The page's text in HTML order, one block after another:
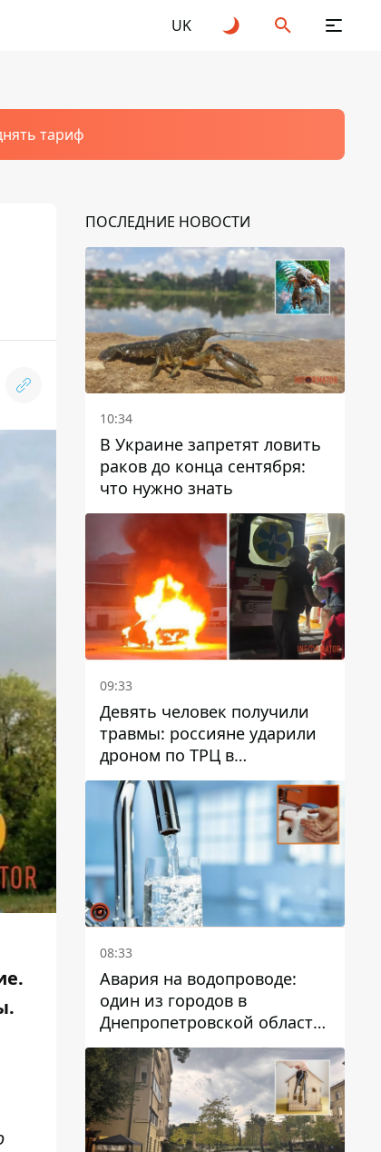
UK
тариф
ПОСЛЕДНИЕ НОВОСТИ
10:34
В Украине запретят ловить
раков до конца сентября:
что нужно знать
09:33
Девять человек получили
травмы: россияне ударили
дроном по ТРЦ в
Павлограде, будет ли
работать заведение в
дальнейшем
08:33
Авария на водопроводе:
один из городов в
Днепропетровской области
остался без воды